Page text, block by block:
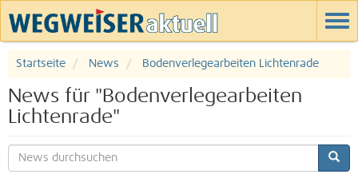
Startseite News Bodenverlegearbeiten Lichtenrade
News für "Bodenverlegearbeiten
Lichtenrade"